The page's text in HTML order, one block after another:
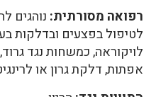
רפואה מסורתית: נוהגים
לטיפול בפצעים ובדלקות
לויקוראה, כמשחות נגד
אפתות, דלקת גרון או